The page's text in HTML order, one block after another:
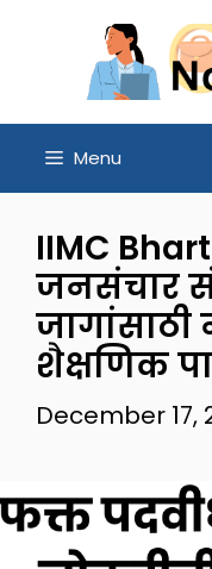
content
Menu
IIMC
जनसंचार
जागांसाठी
शैक्षणिक
December 17,